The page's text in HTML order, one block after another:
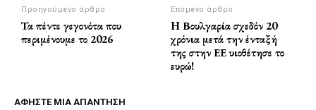
Προηγούμενο άρθρο
Τα πέντε γεγονότα που
περιμένουμε το 2026
Επόμενο άρθρο
H Βουλγαρία σχεδόν 20
χρόνια μετά την ένταξή
της στην ΕΕ υιοθέτησε το
ευρώ!
ΑΦΗΣΤΕ ΜΙΑ ΑΠΑΝΤΗΣΗ